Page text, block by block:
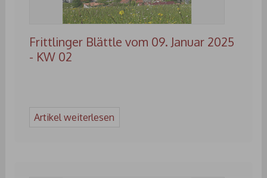
Frittlinger Blättle vom 09. Januar 2025
- KW 02
Artikel weiterlesen